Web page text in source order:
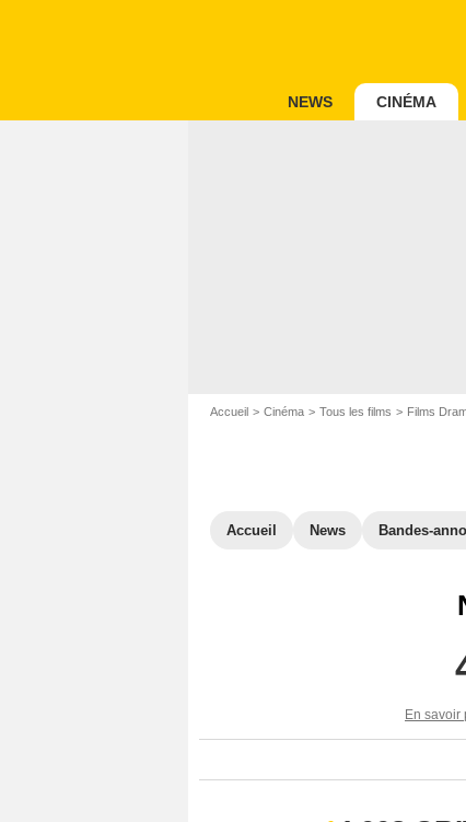
NEWS CINÉMA
Accueil Cinéma Tous les films Films
Accueil News Bandes-
En savoir